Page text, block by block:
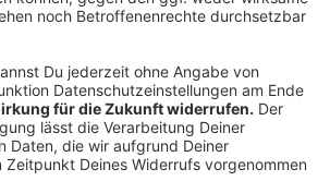
teilen.
scharf anbraten, aus der
und mit der Kalbsjus ablöschen.
dazugeben, aufkochen und
und Chili leicht scharf